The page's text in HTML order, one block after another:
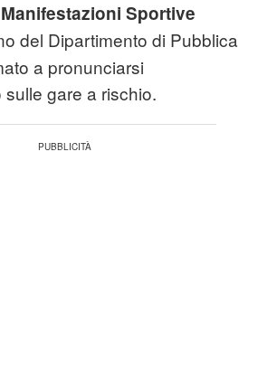
Sportive
del Dipartimento di Pubblica
a pronunciarsi
sulle gare a rischio.